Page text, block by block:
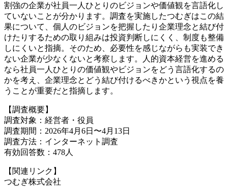
割強の企業が社員一人ひとりのビジョンや価値観を言語化し
ていないことが分かります。調査を実施したつむぎはこの結
果について、個人のビジョンを把握したり企業理念と結び付
けたりするための取り組みは投資判断しにくく、制度も整備
しにくいと指摘。そのため、必要性を感じながらも実装でき
ない企業が少なくないと考察します。人的資本経営を進める
なら社員一人ひとりの価値観やビジョンをどう言語化するの
かを考え、企業理念とどう結び付けるべきかという視点を養
うことが重要だと指摘します。
【調査概要】
調査対象：経営者・役員
調査期間：2026年4月6日〜4月13日
調査方法：インターネット調査
有効回答数：478人
【関連リンク】
つむぎ株式会社